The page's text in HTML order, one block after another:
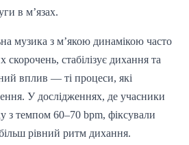
в м’язах.
музика з м’якою динамікою часто
стабілізує дихання та
вплив — ті процеси, які
У дослідженнях, де учасники
з темпом 60–70 bpm, фіксували
рівний ритм дихання.